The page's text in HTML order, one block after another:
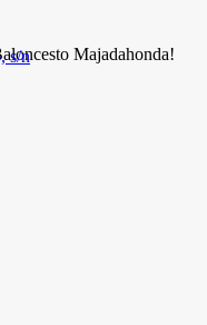
Majadahonda!
s/n